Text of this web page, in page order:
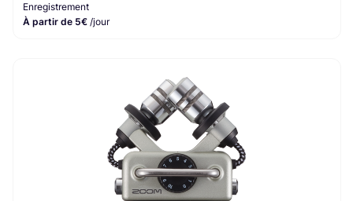
Enregistrement
À partir de 5€ /jour